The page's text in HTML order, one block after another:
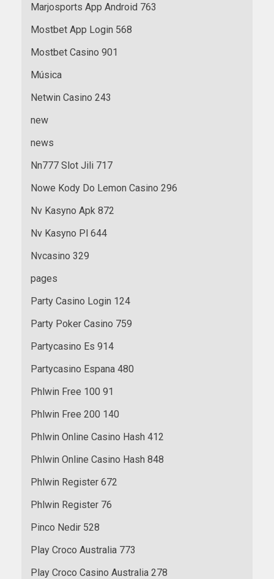
Marjosports App Android 763
Mostbet App Login 568
Mostbet Casino 901
Música
Netwin Casino 243
new
news
Nn777 Slot Jili 717
Nowe Kody Do Lemon Casino 296
Nv Kasyno Apk 872
Nv Kasyno Pl 644
Nvcasino 329
pages
Party Casino Login 124
Party Poker Casino 759
Partycasino Es 914
Partycasino Espana 480
Phlwin Free 100 91
Phlwin Free 200 140
Phlwin Online Casino Hash 412
Phlwin Online Casino Hash 848
Phlwin Register 672
Phlwin Register 76
Pinco Nedir 528
Play Croco Australia 773
Play Croco Casino Australia 278